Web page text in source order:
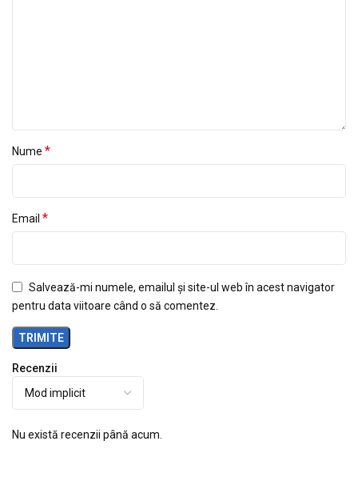
Recenzii
Nu există recenzii până acum.
Nume *
Email *
Salvează-mi numele, emailul și site-ul web în acest navigator
pentru data viitoare când o să comentez.